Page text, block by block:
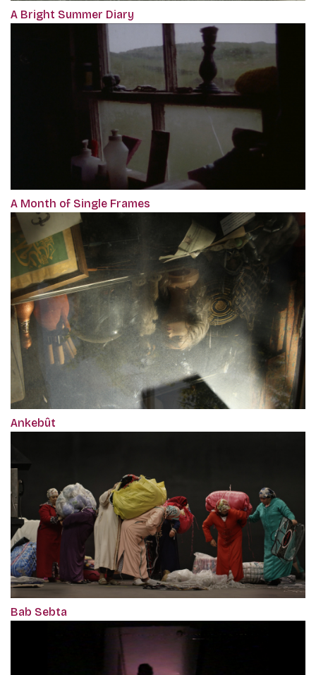
A Bright Summer Diary
A Month of Single Frames
Ankebût
Bab Sebta